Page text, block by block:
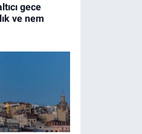
gece
ve nem